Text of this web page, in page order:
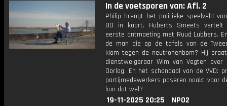
In de voetsporen van: Afl. 2
Philip brengt het politieke speelveld
80 in kaart. Huberts Smeets vertelt
eerste ontmoeting met Ruud Lubbers.
de man die op de tafels van de
klom tegen de neutronenbom? Hij
dienstweigeraar Wim van Vegten over
Oorlog. En het schandaal van de VVD:
partijmedewerkers poseren naakt voor
kon dat wel?
19-11-2025 20:25
NPO2